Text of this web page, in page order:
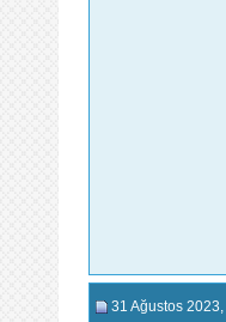
31 Ağustos 2023